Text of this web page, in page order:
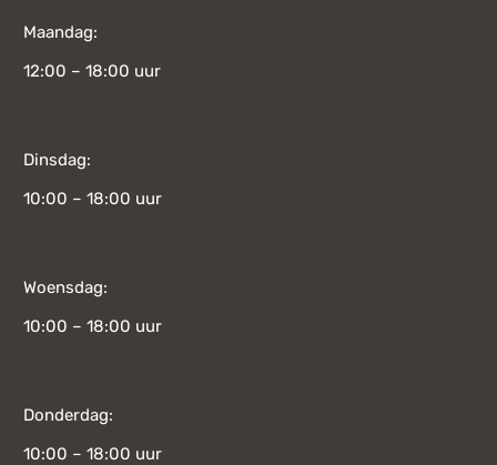
Maandag:
12:00 – 18:00 uur
Dinsdag:
10:00 – 18:00 uur
Woensdag:
10:00 – 18:00 uur
Donderdag:
10:00 – 18:00 uur